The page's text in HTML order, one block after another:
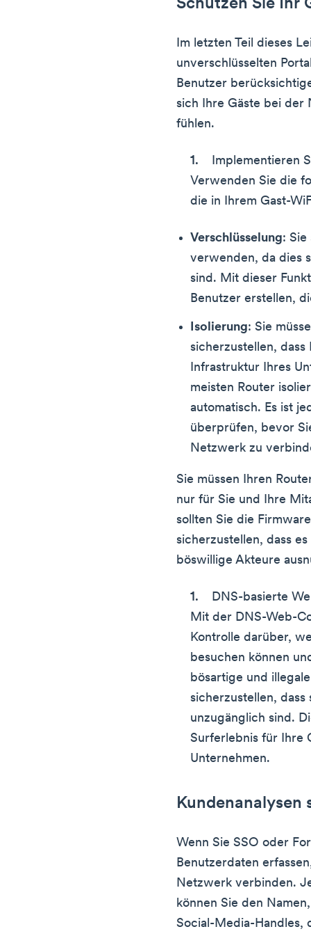
Schützen Sie Ihr
Im letzten Teil dieses
unverschlüsselten
Benutzer
sich Ihre Gäste bei der
fühlen.
Implementieren
Verwenden Sie die
die in Ihrem Gast-
Verschlüsselung:
verwenden, da dies
sind. Mit dieser
Benutzer erstellen,
Isolierung: Sie
sicherzustellen,
Infrastruktur Ihres
meisten Router
automatisch. Es ist
überprüfen, bevor
Netzwerk zu
Sie müssen Ihren
nur für Sie und Ihre
sollten Sie die
sicherzustellen, dass
böswillige Akteure
DNS-basierte
Mit der DNS-Web-
Kontrolle darüber,
besuchen können
bösartige und
sicherzustellen,
unzugänglich sind.
Surferlebnis für Ihre
Unternehmen.
Kundenanalysen
Wenn Sie SSO oder
Benutzerdaten
Netzwerk verbinden.
können Sie den
Social-Media-Handles,